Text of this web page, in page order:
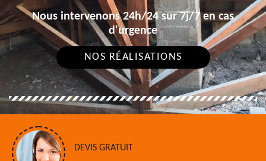
Nous intervenons 24h/24 sur 7j/7 en cas
d'urgence
NOS RÉALISATIONS
DEVIS GRATUIT